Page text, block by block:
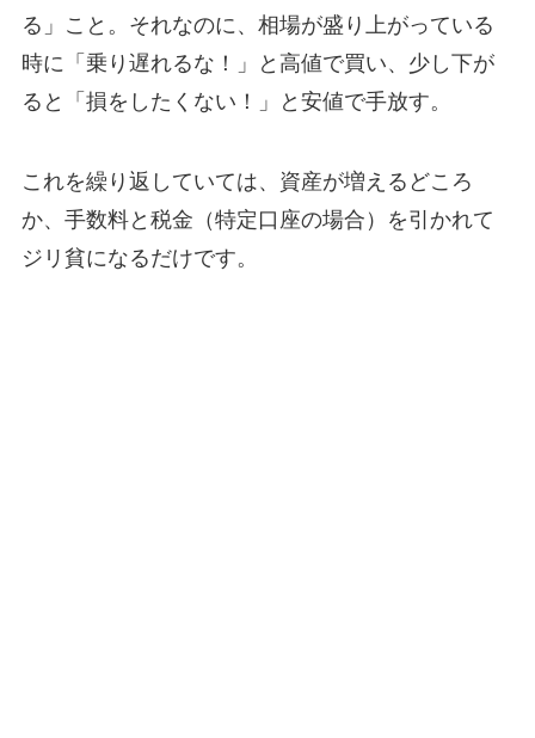
る」こと。それなのに、相場が盛り上がっている
時に「乗り遅れるな！」と高値で買い、少し下が
ると「損をしたくない！」と安値で手放す。
これを繰り返していては、資産が増えるどころ
か、手数料と税金（特定口座の場合）を引かれて
ジリ貧になるだけです。